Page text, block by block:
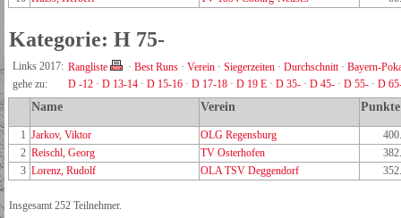
Kategorie: H 75-
Links 2017: Rangliste · Best Runs · Verein · Siegerzeiten · Durchschnitt· Bayern-
gehe zu:
D -12 · D 13-14 · D 15-16 · D 17-18 · D 19 E · D 35- · D 45- · D 55- · D
Name Verein Punkte
1 Jarkov, Viktor OLG Regensburg
2 Reischl, Georg TV Osterhofen
3 Lorenz, Rudolf OLA TSV Deggendorf
Insgesamt 252 Teilnehmer.